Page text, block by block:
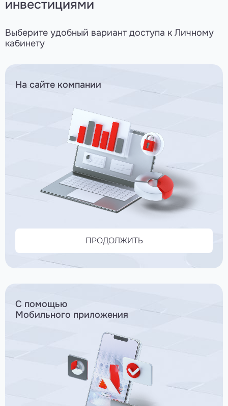
инвестициями
Выберите удобный вариант доступа к Личному
кабинету
На сайте компании
ПРОДОЛЖИТЬ
С помощью
Мобильного приложения